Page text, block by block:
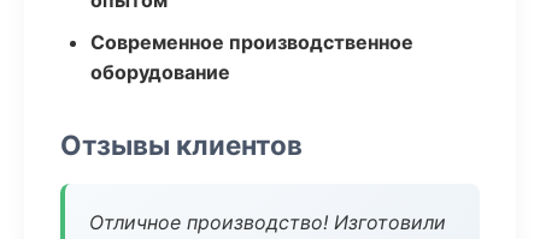
Современное производственное
оборудование
Отзывы клиентов
Отличное производство! Изготовили